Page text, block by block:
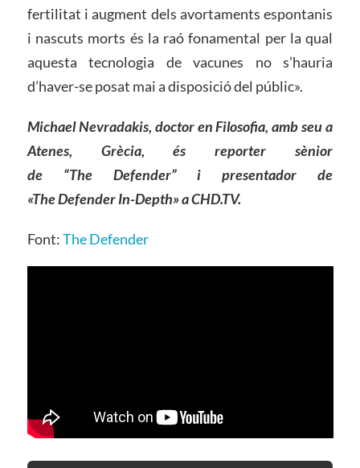
fertilitat i augment dels avortaments espontanis
i nascuts morts és la raó fonamental per la qual
aquesta tecnologia de vacunes no s’hauria
d’haver-se posat mai a disposició del públic».
Michael Nevradakis, doctor en Filosofia, amb seu a
Atenes, Grècia, és reporter sènior
de “The Defender” i presentador de
«The Defender In-Depth» a CHD.TV.
Font:The Defender